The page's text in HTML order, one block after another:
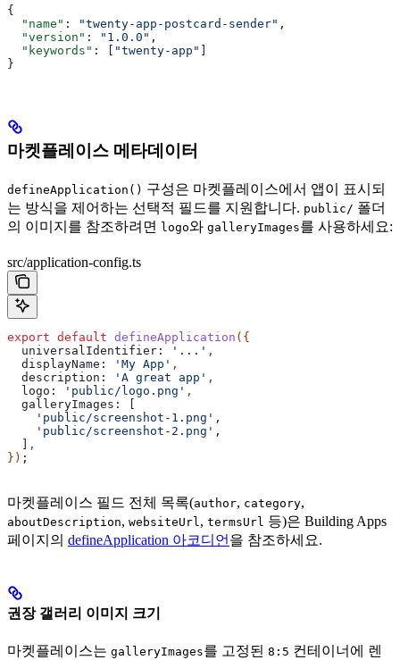
{
  "name"
: "twenty-app-postcard-sender" ,
  "version"
: "1.0.0" ,
  "keywords"
: [ "twenty-app"
}
마켓플레이스 메타데이터
defineApplication() 구성은 마켓플레이스에서 앱이 표시되
는 방식을 제어하는 선택적 필드를 지원합니다. public/ 폴더
의 이미지를 참조하려면 logo와 galleryImages를 사용하세요:
src/application-config.ts
export default defineApplication ({
  universalIdentifier:
'...' ,
  displayName:
'My App' ,
  description:
'A great app' ,
  logo:
'public/logo.png' ,
  galleryImages:
    'public/screenshot-1.png'
,
    'public/screenshot-2.png'
,
,
}) ;
마켓플레이스 필드 전체 목록(author, category,
aboutDescription, websiteUrl , termsUrl 등)은 Building Apps
페이지의 defineApplication 아코디언 을 참조하세요.
권장 갤러리 이미지 크기
마켓플레이스는 galleryImages를 고정된 8:5 컨테이너에 렌